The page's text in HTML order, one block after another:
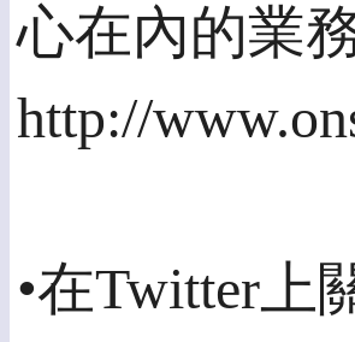
心在內的業
http://
•在Twitter上